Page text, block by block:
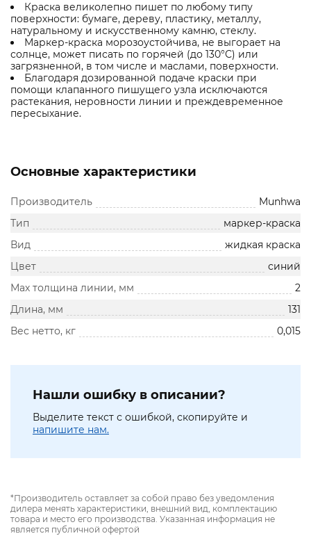
Краска великолепно пишет по любому типу
поверхности: бумаге, дереву, пластику, металлу,
натуральному и искусственному камню, стеклу.
Маркер-краска морозоустойчива, не выгорает на
солнце, может писать по горячей (до 130°С) или
загрязненной, в том числе и маслами, поверхности.
Благодаря дозированной подаче краски при
помощи клапанного пишущего узла исключаются
растекания, неровности линии и преждевременное
пересыхание.
Основные характеристики
Производитель
Munhwa
Тип
маркер-краска
Вид
жидкая краска
Цвет
синий
Мах толщина линии, мм
2
Длина, мм
131
Вес нетто, кг
0,015
Нашли ошибку в описании?
Выделите текст с ошибкой, скопируйте и
напишите нам.
*Производитель оставляет за собой право без уведомления
дилера менять характеристики, внешний вид, комплектацию
товара и место его производства. Указанная информация не
является публичной офертой